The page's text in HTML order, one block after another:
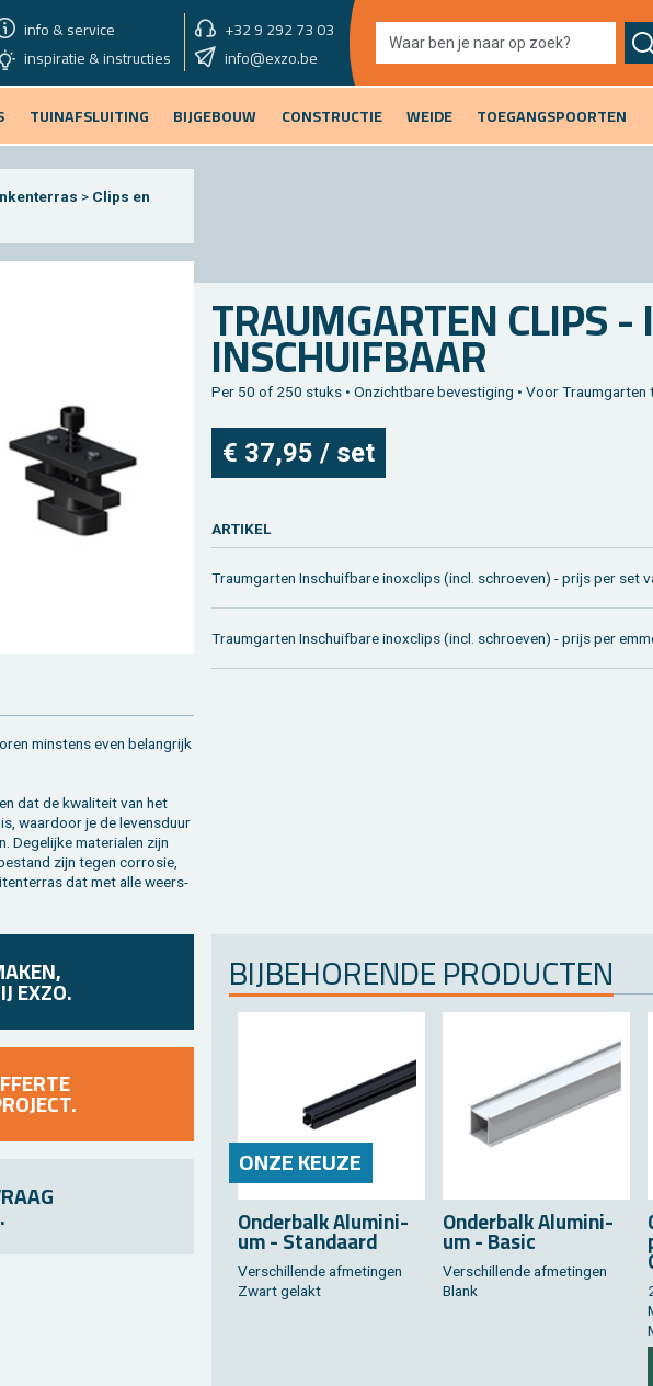
info & service +32 9 292 73 03
showroom vandaag
inspiratie & instructies
info@exzo.be 9u - 12u30
TUINAFSLUITING BIJGEBOUW CONSTRUCTIE WEIDE TOEGANGSPOORTEN
> Clips en
min­stens even be­lang­rijk
dat de kwa­li­teit van het
waar­door je de le­vens­duur
De­ge­lij­ke ma­te­ri­a­len zijn
zijn tegen cor­ro­sie,
dat met alle weers­
TRAUM­GAR­TEN CLIPS
IN­SCHUIF­BAAR
Per 50 of 250 stuks • On­zicht­ba­re be­ves­ti­ging • Voor Traum­gar­ten
€ 37,95 / set
AR­TI­KEL
Traum­gar­ten In­schuif­ba­re in­ox­clips (incl. schroe­ven) - prijs per set
Traum­gar­ten In­schuif­ba­re in­ox­clips (incl. schroe­ven) - prijs per
EXZO. BIJ­BE­HO­REN­DE PRO­DUC­TEN
ONZE KEUZE
On­der­balk Alu­mi­ni­
um - Stan­daard
Ver­schil­len­de af­me­tin­gen
Zwart ge­lakt
On­der­balk Alu­mi­ni­
um - Basic
Ver­schil­len­de af­me­tin­gen
Blank